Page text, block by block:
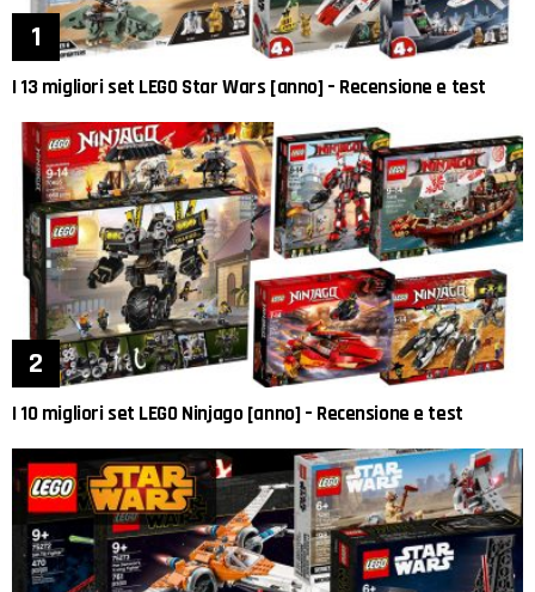
I 13 migliori set LEGO Star Wars [anno] – Recensione e test
I 10 migliori set LEGO Ninjago [anno] – Recensione e test